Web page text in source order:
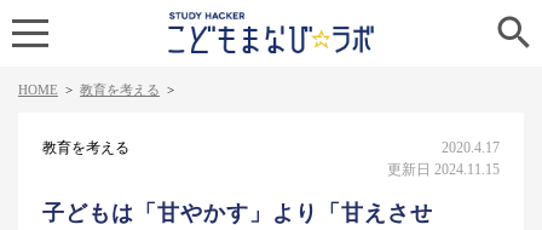

HOME > 教育を考える >
教育を考える
2020.4.17
更新日 2024.11.15
子どもは「甘やかす」より「甘えさせ